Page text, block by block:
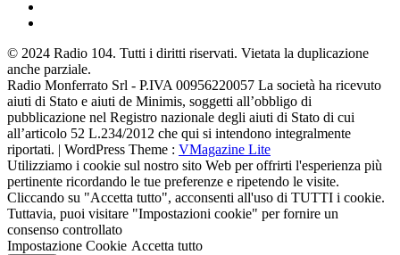
© 2024 Radio 104. Tutti i diritti riservati. Vietata la duplicazione
anche parziale.
Radio Monferrato Srl - P.IVA 00956220057 La società ha ricevuto
aiuti di Stato e aiuti de Minimis, soggetti all’obbligo di
pubblicazione nel Registro nazionale degli aiuti di Stato di cui
all’articolo 52 L.234/2012 che qui si intendono integralmente
riportati. | WordPress Theme : VMagazine Lite
Utilizziamo i cookie sul nostro sito Web per offrirti l'esperienza più
pertinente ricordando le tue preferenze e ripetendo le visite.
Cliccando su "Accetta tutto", acconsenti all'uso di TUTTI i cookie.
Tuttavia, puoi visitare "Impostazioni cookie" per fornire un
consenso controllato
Impostazione Cookie Accetta tutto